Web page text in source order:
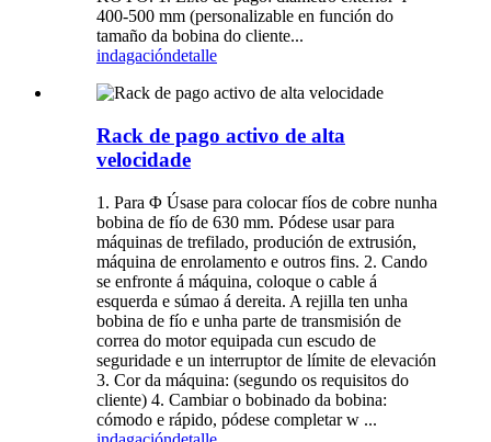
400-500 mm (personalizable en función do
tamaño da bobina do cliente...
indagacióndetalle
Rack de pago activo de alta
velocidade
1. Para Φ Úsase para colocar fíos de cobre nunha
bobina de fío de 630 mm. Pódese usar para
máquinas de trefilado, produción de extrusión,
máquina de enrolamento e outros fins. 2. Cando
se enfronte á máquina, coloque o cable á
esquerda e súmao á dereita. A rejilla ten unha
bobina de fío e unha parte de transmisión de
correa do motor equipada cun escudo de
seguridade e un interruptor de límite de elevación
3. Cor da máquina: (segundo os requisitos do
cliente) 4. Cambiar o bobinado da bobina:
cómodo e rápido, pódese completar w ...